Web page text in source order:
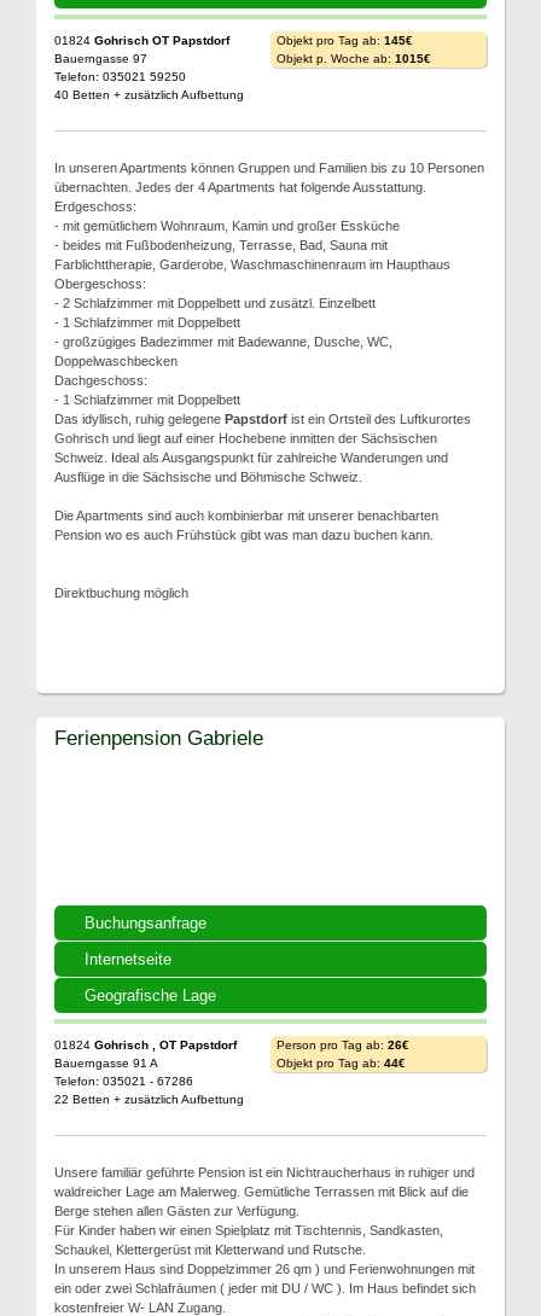
01824 Gohrisch OT Papstdorf
Bauerngasse 97
Telefon: 035021 59250
40 Betten + zusätzlich Aufbettung
Objekt pro Tag ab: 145€
Objekt p. Woche ab: 1015€
In unseren Apartments können Gruppen und Familien bis zu 10 Personen
übernachten. Jedes der 4 Apartments hat folgende Ausstattung.
Erdgeschoss:
- mit gemütlichem Wohnraum, Kamin und großer Essküche
- beides mit Fußbodenheizung, Terrasse, Bad, Sauna mit
Farblichttherapie, Garderobe, Waschmaschinenraum im Haupthaus
Obergeschoss:
- 2 Schlafzimmer mit Doppelbett und zusätzl. Einzelbett
- 1 Schlafzimmer mit Doppelbett
- großzügiges Badezimmer mit Badewanne, Dusche, WC,
Doppelwaschbecken
Dachgeschoss:
- 1 Schlafzimmer mit Doppelbett
Das idyllisch, ruhig gelegene Papstdorf ist ein Ortsteil des Luftkurortes
Gohrisch und liegt auf einer Hochebene inmitten der Sächsischen
Schweiz. Ideal als Ausgangspunkt für zahlreiche Wanderungen und
Ausflüge in die Sächsische und Böhmische Schweiz.
Die Apartments sind auch kombinierbar mit unserer benachbarten
Pension wo es auch Frühstück gibt was man dazu buchen kann.
Direktbuchung möglich
Buchungsanfrage
Internetseite
Geografische Lage
Ferienpension Gabriele
01824 Gohrisch , OT Papstdorf
Bauerngasse 91 A
Telefon: 035021 - 67286
22 Betten + zusätzlich Aufbettung
Person pro Tag ab: 26€
Objekt pro Tag ab: 44€
Unsere familiär geführte Pension ist ein Nichtraucherhaus in ruhiger und
waldreicher Lage am Malerweg. Gemütliche Terrassen mit Blick auf die
Berge stehen allen Gästen zur Verfügung.
Für Kinder haben wir einen Spielplatz mit Tischtennis, Sandkasten,
Schaukel, Klettergerüst mit Kletterwand und Rutsche.
In unserem Haus sind Doppelzimmer 26 qm ) und Ferienwohnungen mit
ein oder zwei Schlafräumen ( jeder mit DU / WC ). Im Haus befindet sich
kostenfreier W- LAN Zugang.